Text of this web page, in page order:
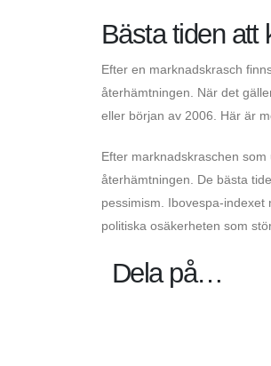
Bästa tiden att
Efter en marknadskrasch
återhämtningen. När det
eller början av 2006. Här är
Efter marknadskraschen
återhämtningen. De bästa
pessimism. Ibovespa-
politiska osäkerheten som
Dela på…